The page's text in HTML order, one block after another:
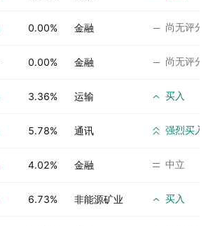
0.00% 金融 尚无评分
0.00% 金融 尚无评分
3.36% 运输 买入
5.78% 通讯 强烈买入
4.02% 金融 中立
6.73% 非能源矿业 买入